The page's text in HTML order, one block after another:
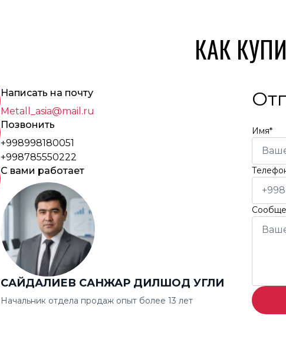
КАК
Написать на почту
Metall_asia@mail.ru
Позвонить
+998998180051
+998785550222
С вами работает
САЙДАЛИЕВ САНЖАР ДИЛШОД УГЛИ
Начальник отдела продаж опыт более 13 лет
Имя*